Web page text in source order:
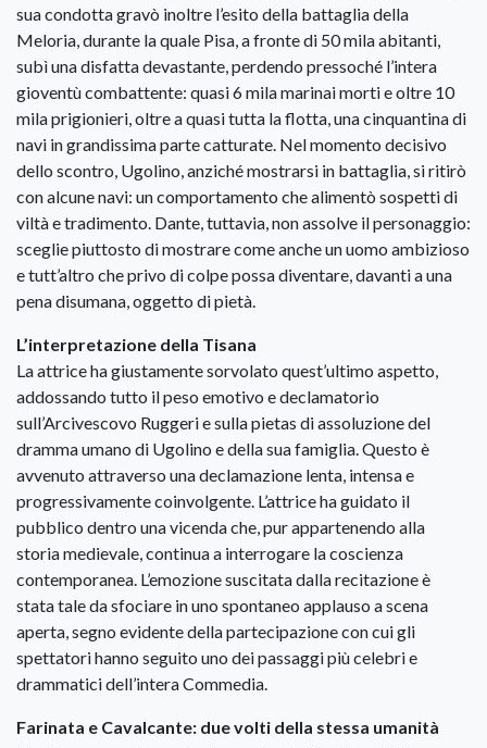
sua condotta gravò inoltre l’esito della battaglia della
Meloria, durante la quale Pisa, a fronte di 50 mila abitanti,
subì una disfatta devastante, perdendo pressoché l’intera
gioventù combattente: quasi 6 mila marinai morti e oltre 10
mila prigionieri, oltre a quasi tutta la flotta, una cinquantina di
navi in grandissima parte catturate. Nel momento decisivo
dello scontro, Ugolino, anziché mostrarsi in battaglia, si ritirò
con alcune navi: un comportamento che alimentò sospetti di
viltà e tradimento. Dante, tuttavia, non assolve il personaggio:
sceglie piuttosto di mostrare come anche un uomo ambizioso
e tutt’altro che privo di colpe possa diventare, davanti a una
pena disumana, oggetto di pietà.
L’interpretazione della Tisana
La attrice ha giustamente sorvolato quest’ultimo aspetto,
addossando tutto il peso emotivo e declamatorio
sull’Arcivescovo Ruggeri e sulla pietas di assoluzione del
dramma umano di Ugolino e della sua famiglia. Questo è
avvenuto attraverso una declamazione lenta, intensa e
progressivamente coinvolgente. L’attrice ha guidato il
pubblico dentro una vicenda che, pur appartenendo alla
storia medievale, continua a interrogare la coscienza
contemporanea. L’emozione suscitata dalla recitazione è
stata tale da sfociare in uno spontaneo applauso a scena
aperta, segno evidente della partecipazione con cui gli
spettatori hanno seguito uno dei passaggi più celebri e
drammatici dell’intera Commedia.
Farinata e Cavalcante: due volti della stessa umanità